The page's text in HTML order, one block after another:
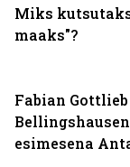
Fabian
esimesena
Miks
maaks"?